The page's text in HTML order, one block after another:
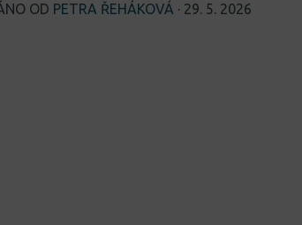
OD PETRA ŘEHÁKOVÁ · 29. 5. 2026